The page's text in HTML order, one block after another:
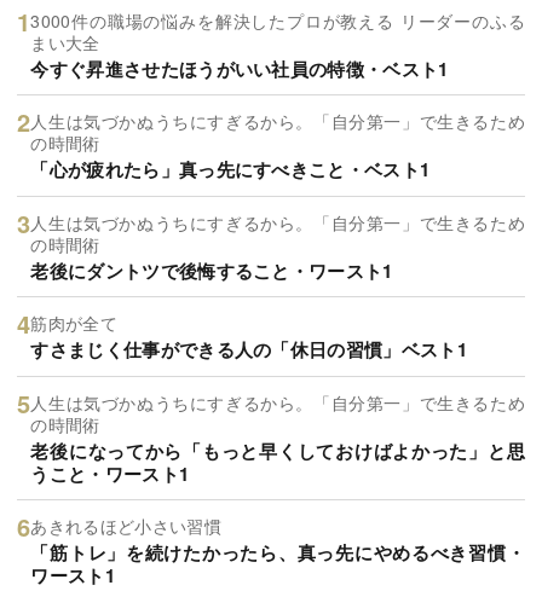
3000件の職場の悩みを解決したプロが教える リーダーのふる
まい大全
今すぐ昇進させたほうがいい社員の特徴・ベスト1
人生は気づかぬうちにすぎるから。「自分第一」で生きるため
の時間術
「心が疲れたら」真っ先にすべきこと・ベスト1
人生は気づかぬうちにすぎるから。「自分第一」で生きるため
の時間術
老後にダントツで後悔すること・ワースト1
筋肉が全て
すさまじく仕事ができる人の「休日の習慣」ベスト1
人生は気づかぬうちにすぎるから。「自分第一」で生きるため
の時間術
老後になってから「もっと早くしておけばよかった」と思
うこと・ワースト1
あきれるほど小さい習慣
「筋トレ」を続けたかったら、真っ先にやめるべき習慣・
ワースト1